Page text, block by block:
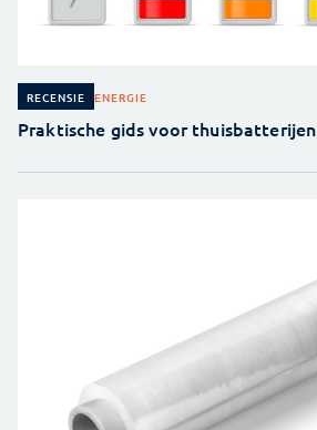
RECENSIE ENERGIE
Praktische gids voor thuisbatterijen